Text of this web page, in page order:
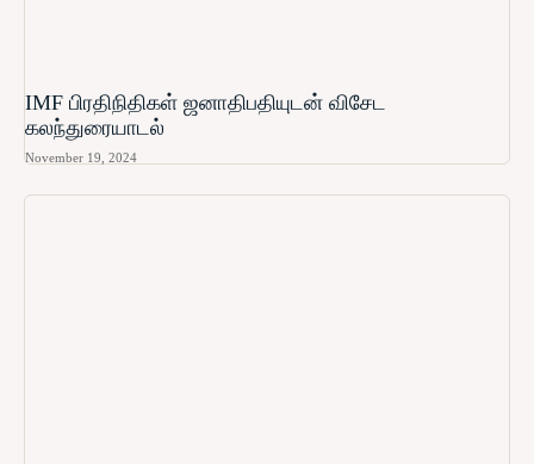
IMF பிரதிநிதிகள் ஜனாதிபதியுடன் விசேட
கலந்துரையாடல்
November 19, 2024